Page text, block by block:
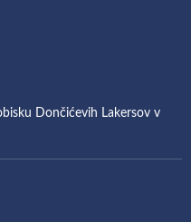
Dončićevih Lakersov v